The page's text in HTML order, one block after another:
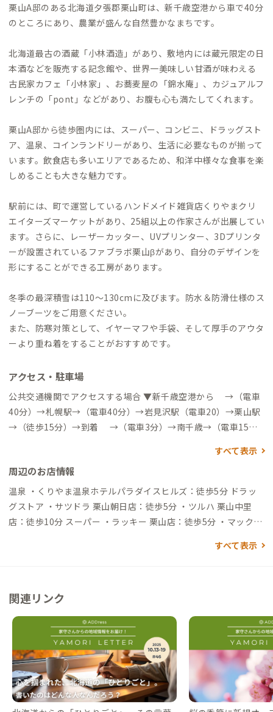
栗山A邸のある北海道夕張郡栗山町は、新千歳空港から車で40分
のところにあり、農業が盛んな自然豊かなまちです。
北海道最古の酒蔵「小林酒造」があり、敷地内には蔵元限定の日
本酒などを販売する記念館や、世界一美味しい甘酒が味わえる
古民家カフェ「小林家」、お蕎麦屋の「錦水庵」、カジュアルフ
レンチの「pont」などがあり、お腹も心も満たしてくれます。
栗山A邸から徒歩圏内には、スーパー、コンビニ、ドラッグスト
ア、温泉、コインランドリーがあり、生活に必要なものが揃って
います。飲食店も多いエリアであるため、和洋中様々な食事を楽
しめることも大きな魅力です。
駅前には、町で運営しているハンドメイド雑貨店くりやまクリ
エイターズマーケットがあり、25組以上の作家さんが出展してい
ます。さらに、レーザーカッター、UVプリンター、3Dプリンタ
ーが設置されているファブラボ栗山βがあり、自分のデザインを
形にすることができる工房があります。
冬季の最深積雪は110〜130cmに及びます。防水＆防滑仕様のス
ノーブーツをご用意ください。
また、防寒対策として、イヤーマフや手袋、そして厚手のアウタ
ーより重ね着をすることがおすすめです。
アクセス・駐車場
公共交通機関でアクセスする場合 ▼新千歳空港から →（電車
40分）→札幌駅→（電車40分）→岩見沢駅（電車20）→栗山駅
→（徒歩15分）→到着 →（電車3分）→南千歳→（電車15
（電車40分）→札幌駅（高速バス60分）→栗山駅（徒歩15分）
→到着 ▼札幌駅から →（高速バス60分）→栗山駅→（徒歩15
分）→到着 自動車でアクセスする場合 ▼新千歳空港から →
（一般道40分）→到着 ▼札幌駅から →（一般道＆高速50分）
→到着 ▼苫小牧フェリーターミナルから →（一般道60分）→
すべて表示
周辺のお店情報
温泉 ・くりやま温泉ホテルパラダイスヒルズ：徒歩5分 ドラッ
グストア ・サツドラ 栗山朝日店：徒歩5分 ・ツルハ 栗山中里
店：徒歩10分 スーパー ・ラッキー 栗山店：徒歩5分 ・マックス
ニューがおしゃれ） ・大番：徒歩10分（炭火の七輪で焼く焼肉
徒歩15分（ナンが美味しいネパールカレー） ・廬山：徒歩15分
（ボリューム満点のあんかけ焼きそばが人気） ・味道広路（あ
じどころ）：車で2分（ミシュラン２つ星の料亭） ・サメオト：
車で3分（眺めがいいイタリアンを中心にした創作料理。ランチ
は予約したほうが確実です。） ・アンドアム：車で3分（ちょっ
と特別な日のランチやディナーに。近隣のワイナリーから仕入
すべて表示
関連リンク